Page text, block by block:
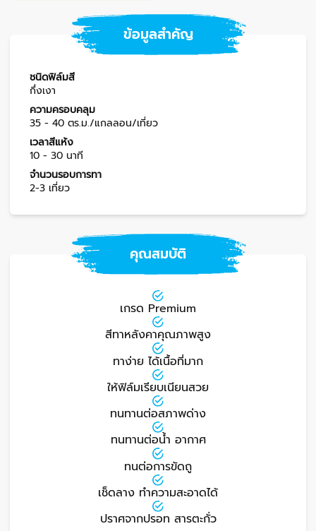
ข้อมูลสำคัญ
ชนิดฟิล์มสี
กึ่งเงา
ความครอบคลุม
35 - 40 ตร.ม./แกลลอน/เที่ยว
เวลาสีแห้ง
10 - 30 นาที
จำนวนรอบการทา
2-3 เที่ยว
คุณสมบัติ
เกรด Premium
สีทาหลังคาคุณภาพสูง
ทาง่าย ได้เนื้อที่มาก
ให้ฟิล์มเรียบเนียนสวย
ทนทานต่อสภาพด่าง
ทนทานต่อน้ำ อากาศ
ทนต่อการขัดถู
เช็ดลาง ทำความสะอาดได้
ปราศจากปรอท สารตะกั่ว